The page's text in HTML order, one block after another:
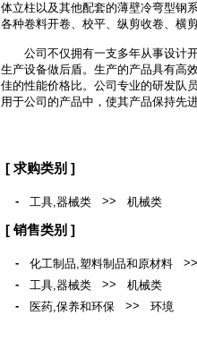
体立柱以及其他配套的薄壁冷弯型
各种卷料开卷、校平、纵剪收卷、横
公司不仅拥有一支多年从事设计开
生产设备做后盾。生产的产品具有高
佳的性能价格比。公司专业的研发队
用于公司的产品中，使其产品保持先
[ 求购类别 ]
- 工具,器械类 >> 机械类
[ 销售类别 ]
- 化工制品,塑料制品和原材料
-
工具,器械类 >>
机械类
-
医药,保养和环保 >> 环境